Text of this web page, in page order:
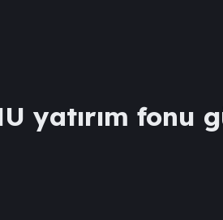
yatırım fonu